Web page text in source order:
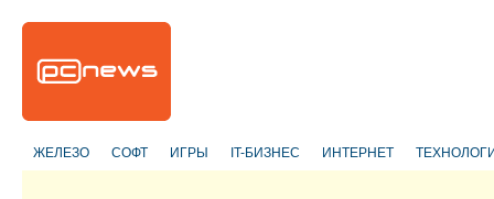
ЖЕЛЕЗО СОФТ ИГРЫ IT-БИЗНЕС ИНТЕРНЕТ